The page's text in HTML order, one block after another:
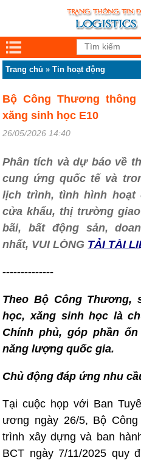
Trang chủ »Tin hoạt động
Bộ Công Thương
xăng sinh học E10
26/05/2026 14:40
Phân tích và dự báo về
cung ứng quốc tế và
lịch trình, tình hình hoạt
cửa khẩu, thị trường
bãi, bất động sản,
nhất, VUI LÒNG TẢI TÀI
--------------
Theo Bộ Công Thương,
học, xăng sinh học là
Chính phủ, góp phần
năng lượng quốc gia.
Chủ động đáp ứng nhu
Tại cuộc họp với Ban
ương ngày 26/5, Bộ
trình xây dựng và ban
BCT ngày 7/11/2025 quy